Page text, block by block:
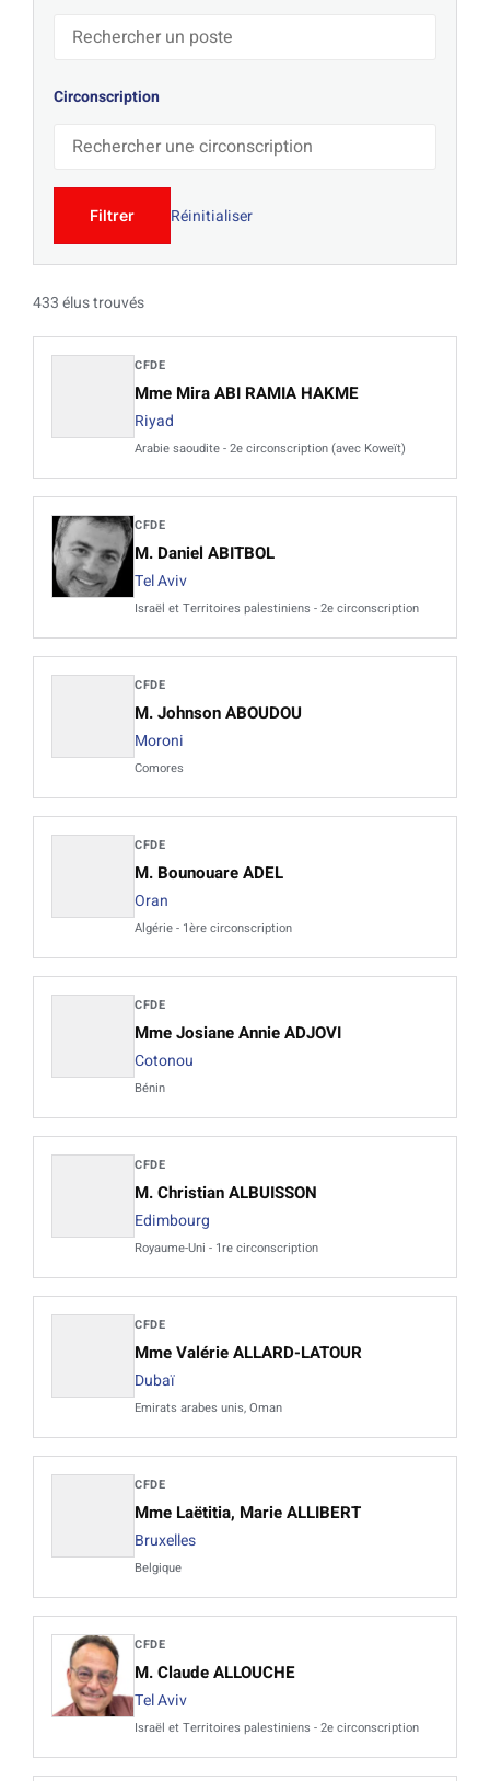
Circonscription
Filtrer Réinitialiser
433 élus trouvés
CFDE
Mme Mira ABI RAMIA HAKME
Riyad
Arabie saoudite - 2e circonscription (avec Koweït)
CFDE
M. Daniel ABITBOL
Tel Aviv
Israël et Territoires palestiniens - 2e circonscription
CFDE
M. Johnson ABOUDOU
Moroni
Comores
CFDE
M. Bounouare ADEL
Oran
Algérie - 1ère circonscription
CFDE
Mme Josiane Annie ADJOVI
Cotonou
Bénin
CFDE
M. Christian ALBUISSON
Edimbourg
Royaume-Uni - 1re circonscription
CFDE
Mme Valérie ALLARD-LATOUR
Dubaï
Emirats arabes unis, Oman
CFDE
Mme Laëtitia, Marie ALLIBERT
Bruxelles
Belgique
CFDE
M. Claude ALLOUCHE
Tel Aviv
Israël et Territoires palestiniens - 2e circonscription